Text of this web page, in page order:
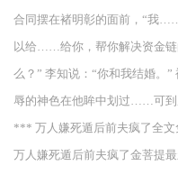
合同摆在褚明彰的面前，“我
以给……给你，帮你解决资金
么？” 李知说：“你和我结婚。
辱的神色在他眸中划过……可到
*** 万人嫌死遁后前夫疯了全
万人嫌死遁后前夫疯了金菩提